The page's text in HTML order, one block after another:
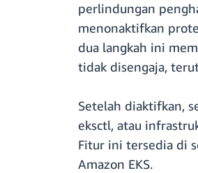
perlindungan
menonaktifkan
dua langkah ini
tidak disengaja,
Setelah diaktifkan,
eksctl, atau
Fitur ini tersedia di
Amazon EKS.